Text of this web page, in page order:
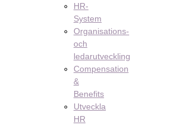
HR-
System
Organisations-
och
ledarutveckling
Compensation
&
Benefits
Utveckla
HR